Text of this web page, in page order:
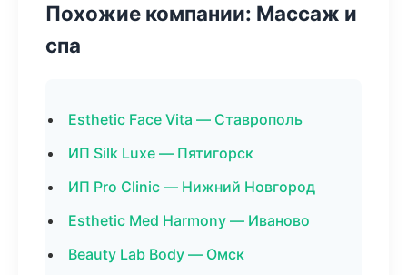
Похожие компании: Массаж и
спа
Esthetic Face Vita — Ставрополь
ИП Silk Luxe — Пятигорск
ИП Pro Clinic — Нижний Новгород
Esthetic Med Harmony — Иваново
Beauty Lab Body — Омск